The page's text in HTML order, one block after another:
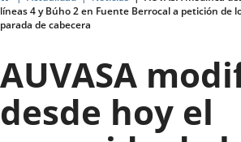
de
Valladolid
líneas 4 y Búho 2 en Fuente Berrocal a petición de
parada de cabecera
AUVASA
desde hoy el